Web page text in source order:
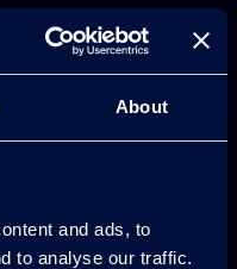
About
and ads, to
to analyse our traffic.